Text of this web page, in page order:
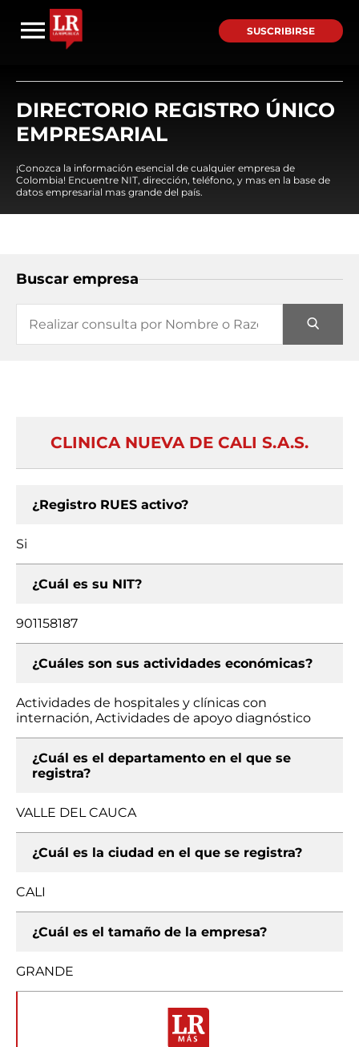
SUSCRIBIRSE
DIRECTORIO REGISTRO ÚNICO
EMPRESARIAL
¡Conozca la información esencial de cualquier empresa de
Colombia! Encuentre NIT, dirección, teléfono, y mas en la base de
datos empresarial mas grande del país.
Buscar empresa
CLINICA NUEVA DE CALI S.A.S.
¿Registro RUES activo?
Si
¿Cuál es su NIT?
901158187
¿Cuáles son sus actividades económicas?
Actividades de hospitales y clínicas con
internación, Actividades de apoyo diagnóstico
¿Cuál es el departamento en el que se
registra?
VALLE DEL CAUCA
¿Cuál es la ciudad en el que se registra?
CALI
¿Cuál es el tamaño de la empresa?
GRANDE